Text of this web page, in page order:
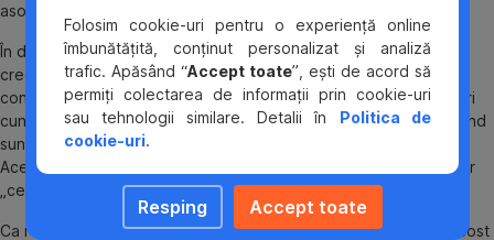
asociate.
În documentația ANPC privind noul cadru pentru contractele de
credit de consum, costul total al creditului pentru
consumator include dobânda, comisioanele, taxele și alte costuri
cunoscute de creditor, iar primele de asigurare intră în calcul când
sunt necesare pentru a obține creditul sau condițiile ofertate.
Acesta este motivul pentru care întrebarea corectă nu este doar
„ce dobândă are?”, ci și „ce include DAE?”.
Ca reper macro,ECB Data Portalarată pentru martie 2026 un cost
Folosim cookie-uri pentru o experiență online
îmbunătățită, conținut personalizat și analiză
trafic. Apăsând “Accept toate”, ești de acord să
permiți colectarea de informații prin cookie-uri
sau tehnologii similare. Detalii în Politica de
cookie-uri.
Resping Accept toate